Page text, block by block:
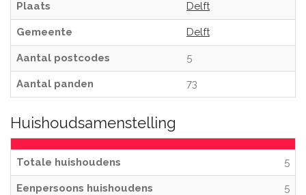
Plaats Delft
Gemeente Delft
Aantal postcodes 5
Aantal panden 73
Huishoudsamenstelling
Totale huishoudens 5
Eenpersoons huishoudens 5